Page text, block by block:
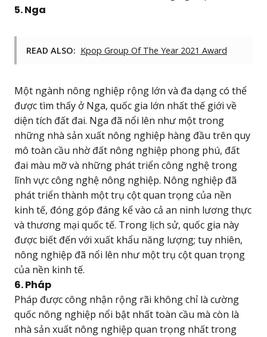
5. Nga
READ ALSO: Kpop Group Of The Year 2021 Award
Một ngành nông nghiệp rộng lớn và đa dạng có thể
được tìm thấy ở Nga, quốc gia lớn nhất thế giới về
diện tích đất đai. Nga đã nổi lên như một trong
những nhà sản xuất nông nghiệp hàng đầu trên quy
mô toàn cầu nhờ đất nông nghiệp phong phú, đất
đai màu mỡ và những phát triển công nghệ trong
lĩnh vực công nghệ nông nghiệp. Nông nghiệp đã
phát triển thành một trụ cột quan trọng của nền
kinh tế, đóng góp đáng kể vào cả an ninh lương thực
và thương mại quốc tế. Trong lịch sử, quốc gia này
được biết đến với xuất khẩu năng lượng; tuy nhiên,
nông nghiệp đã nổi lên như một trụ cột quan trọng
của nền kinh tế.
6. Pháp
Pháp được công nhận rộng rãi không chỉ là cường
quốc nông nghiệp nổi bật nhất toàn cầu mà còn là
nhà sản xuất nông nghiệp quan trọng nhất trong